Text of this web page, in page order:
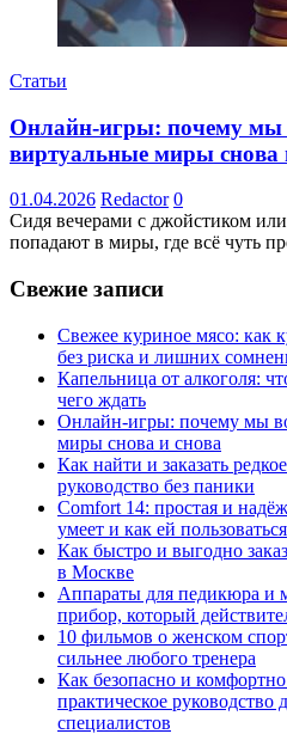
Статьи
Онлайн-игры: почему мы
виртуальные миры снова
01.04.2026 Redactor 0
Сидя вечерами с джойстиком
попадают в миры, где всё чуть
Свежие записи
Свежее куриное мясо: как
без риска и лишних
Капельница от алкоголя:
чего ждать
Онлайн-игры: почему мы
миры снова и снова
Как найти и заказать
руководство без паники
Comfort 14: простая и
умеет и как ей пользоваться
Как быстро и выгодно
в Москве
Аппараты для педикюра и
прибор, который
10 фильмов о женском
сильнее любого тренера
Как безопасно и
практическое руководство
специалистов